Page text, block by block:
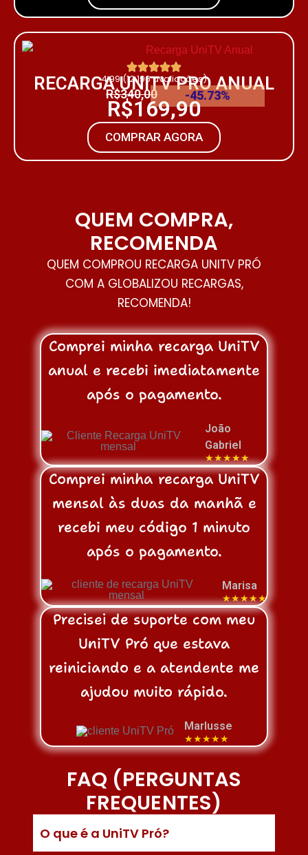
4.99 (12.196 avaliações)
RECARGA UNITV PRO ANUAL
R$340,00 -45.73%
R$169,90
COMPRAR AGORA
QUEM COMPRA,
RECOMENDA
QUEM COMPROU RECARGA UNITV PRÓ
COM A GLOBALIZOU RECARGAS,
RECOMENDA!
Comprei minha recarga UniTV
anual e recebi imediatamente
após o pagamento.
João
Gabriel
★★★★★
Comprei minha recarga UniTV
mensal às duas da manhã e
recebi meu código 1 minuto
após o pagamento.
Marisa
★★★★★
Precisei de suporte com meu
UniTV Pró que estava
reiniciando e a atendente me
ajudou muito rápido.
Marlusse
★★★★★
FAQ (PERGUNTAS
FREQUENTES)
O que é a UniTV Pró?